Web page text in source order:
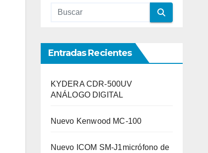
Entradas Recientes
KYDERA CDR-500UV
ANÁLOGO DIGITAL
Nuevo Kenwood MC-100
Nuevo ICOM SM-J1micrófono de